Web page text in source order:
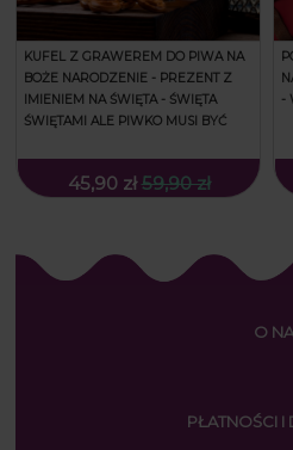
KUFEL Z GRAWEREM DO PIWA NA
BOŻE NARODZENIE - PREZENT Z
IMIENIEM NA ŚWIĘTA - ŚWIĘTA
ŚWIĘTAMI ALE PIWKO MUSI BYĆ
45,90 zł 59,90 zł
-
O
PŁATNOŚCI I